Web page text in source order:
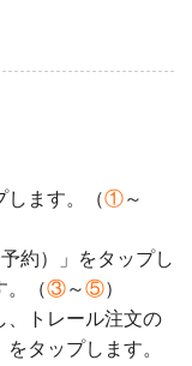
します。（①～
約）」をタップし
。（③～⑤）
、トレール注文の
タップします。